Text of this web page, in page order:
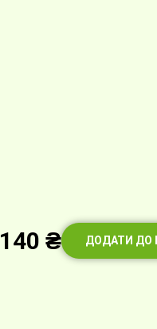
140 ₴ ДОДАТИ ДО